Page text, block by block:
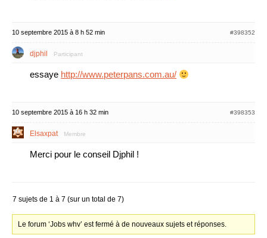
10 septembre 2015 à 8 h 52 min #398352
djphil Participant
essaye http://www.peterpans.com.au/
10 septembre 2015 à 16 h 32 min #398353
Elsaxpat Membre
Merci pour le conseil Djphil !
7 sujets de 1 à 7 (sur un total de 7)
Le forum ‘Jobs whv’ est fermé à de nouveaux sujets et réponses.